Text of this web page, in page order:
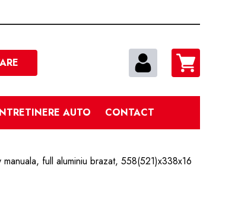
Cautare
AUTO CONTACT
full aluminiu brazat, 558(521)x338x16